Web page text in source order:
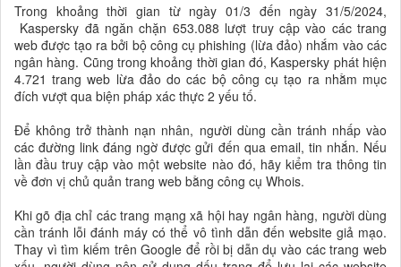
Trong khoảng thời gian từ ngày 01/3 đến ngày 31/5/2024,
Kaspersky đã ngăn chặn 653.088 lượt truy cập vào các trang
web được tạo ra bởi bộ công cụ phishing (lừa đảo) nhắm vào các
ngân hàng. Cũng trong khoảng thời gian đó, Kaspersky phát hiện
4.721 trang web lừa đảo do các bộ công cụ tạo ra nhằm mục
đích vượt qua biện pháp xác thực 2 yếu tố.
Để không trở thành nạn nhân, người dùng cần tránh nhấp vào
các đường link đáng ngờ được gửi đến qua email, tin nhắn. Nếu
lần đầu truy cập vào một website nào đó, hãy kiểm tra thông tin
về đơn vị chủ quản trang web bằng công cụ Whois.
Khi gõ địa chỉ các trang mạng xã hội hay ngân hàng, người dùng
cần tránh lỗi đánh máy có thể vô tình dẫn đến website giả mạo.
Thay vì tìm kiếm trên Google để rồi bị dẫn dụ vào các trang web